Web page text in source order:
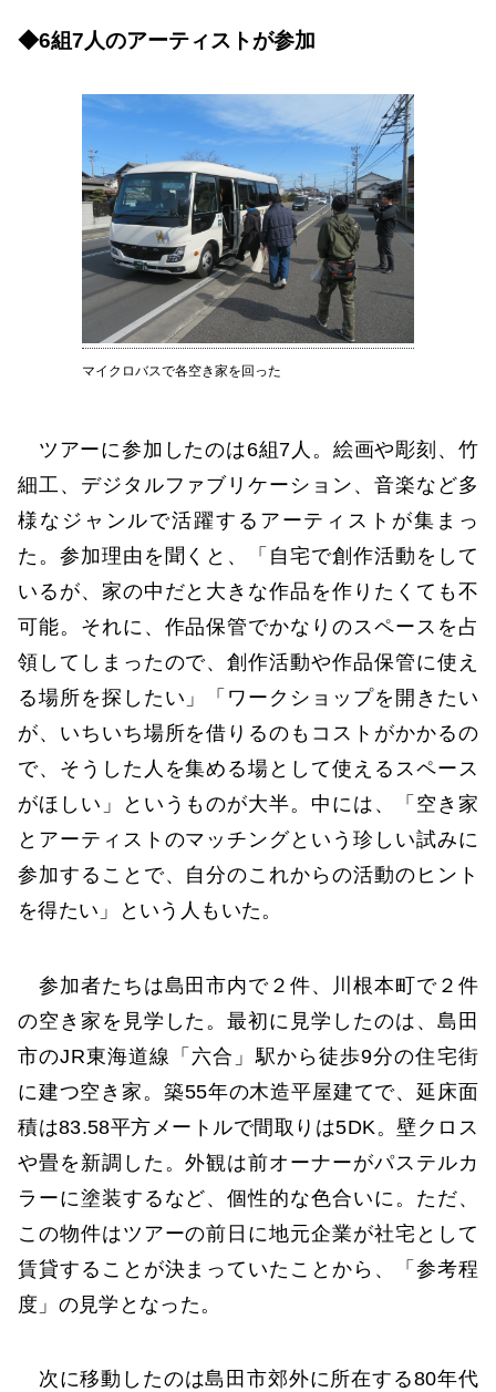
◆6組7人のアーティストが参加
マイクロバスで各空き家を回った
ツアーに参加したのは6組7人。絵画や彫刻、竹
細工、デジタルファブリケーション、音楽など多
様なジャンルで活躍するアーティストが集まっ
た。参加理由を聞くと、「自宅で創作活動をして
いるが、家の中だと大きな作品を作りたくても不
可能。それに、作品保管でかなりのスペースを占
領してしまったので、創作活動や作品保管に使え
る場所を探したい」「ワークショップを開きたい
が、いちいち場所を借りるのもコストがかかるの
で、そうした人を集める場として使えるスペース
がほしい」というものが大半。中には、「空き家
とアーティストのマッチングという珍しい試みに
参加することで、自分のこれからの活動のヒント
を得たい」という人もいた。
参加者たちは島田市内で２件、川根本町で２件
の空き家を見学した。最初に見学したのは、島田
市のJR東海道線「六合」駅から徒歩9分の住宅街
に建つ空き家。築55年の木造平屋建てで、延床面
積は83.58平方メートルで間取りは5DK。壁クロス
や畳を新調した。外観は前オーナーがパステルカ
ラーに塗装するなど、個性的な色合いに。ただ、
この物件はツアーの前日に地元企業が社宅として
賃貸することが決まっていたことから、「参考程
度」の見学となった。
次に移動したのは島田市郊外に所在する80年代